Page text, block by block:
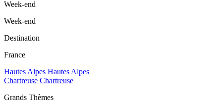
Week-end
Week-end
Destination
France
Hautes Alpes Hautes Alpes
Chartreuse Chartreuse
Grands Thèmes